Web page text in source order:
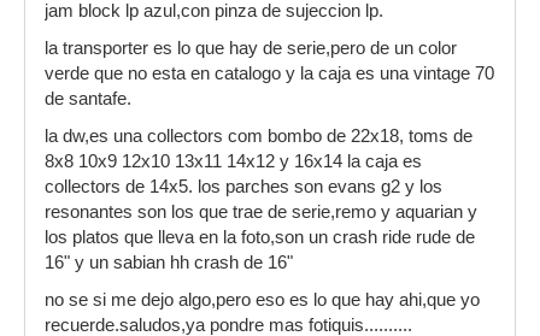
jam block lp azul,con pinza de sujeccion lp.
la transporter es lo que hay de serie,pero de un color
verde que no esta en catalogo y la caja es una vintage 70
de santafe.
la dw,es una collectors com bombo de 22x18, toms de
8x8 10x9 12x10 13x11 14x12 y 16x14 la caja es
collectors de 14x5. los parches son evans g2 y los
resonantes son los que trae de serie,remo y aquarian y
los platos que lleva en la foto,son un crash ride rude de
16" y un sabian hh crash de 16"
no se si me dejo algo,pero eso es lo que hay ahi,que yo
recuerde.saludos,ya pondre mas fotiquis..........